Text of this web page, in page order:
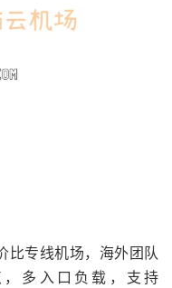
比专线机场，海外团队
，多入口负载，支持